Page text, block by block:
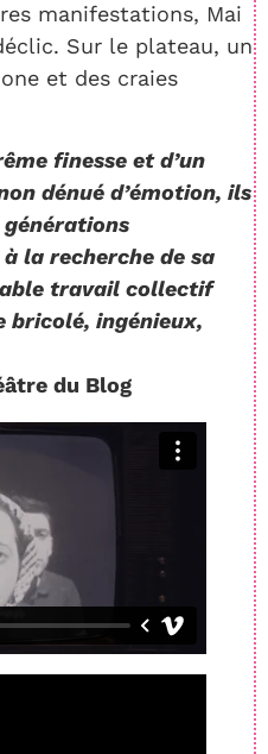
manifestations, Mai
Sur le plateau, un
et des craies
finesse et d’un
dénué d’émotion, ils
la recherche de sa
travail collectif
bricolé, ingénieux,
du Blog